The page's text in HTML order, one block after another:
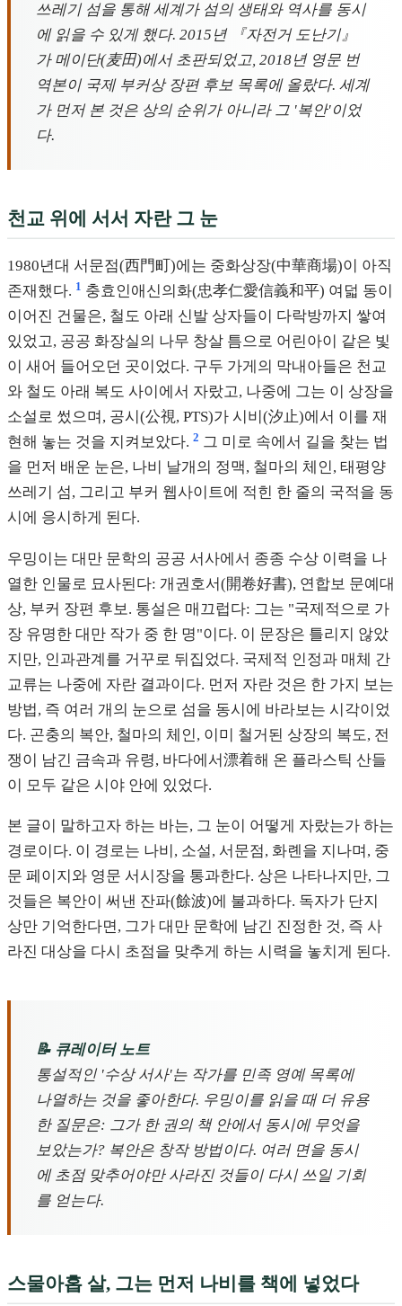
쓰레기 섬을 통해 세계가 섬의 생태와 역사를 동시
에 읽을 수 있게 했다. 2015년 『자전거 도난기』
가 메이단(麦田)에서 초판되었고, 2018년 영문 번
역본이 국제 부커상 장편 후보 목록에 올랐다. 세계
가 먼저 본 것은 상의 순위가 아니라 그 '복안'이었
다.
천교 위에 서서 자란 그 눈
1980년대 서문점(西門町)에는 중화상장(中華商場)이 아직
존재했다. 1 충효인애신의화(忠孝仁愛信義和平) 여덟 동이
이어진 건물은, 철도 아래 신발 상자들이 다락방까지 쌓여
있었고, 공공 화장실의 나무 창살 틈으로 어린아이 같은 빛
이 새어 들어오던 곳이었다. 구두 가게의 막내아들은 천교
와 철도 아래 복도 사이에서 자랐고, 나중에 그는 이 상장을
소설로 썼으며, 공시(公視, PTS)가 시비(汐止)에서 이를 재
현해 놓는 것을 지켜보았다. 2 그 미로 속에서 길을 찾는 법
을 먼저 배운 눈은, 나비 날개의 정맥, 철마의 체인, 태평양
쓰레기 섬, 그리고 부커 웹사이트에 적힌 한 줄의 국적을 동
시에 응시하게 된다.
우밍이는 대만 문학의 공공 서사에서 종종 수상 이력을 나
열한 인물로 묘사된다: 개권호서(開卷好書), 연합보 문예대
상, 부커 장편 후보. 통설은 매끄럽다: 그는 "국제적으로 가
장 유명한 대만 작가 중 한 명"이다. 이 문장은 틀리지 않았
지만, 인과관계를 거꾸로 뒤집었다. 국제적 인정과 매체 간
교류는 나중에 자란 결과이다. 먼저 자란 것은 한 가지 보는
방법, 즉 여러 개의 눈으로 섬을 동시에 바라보는 시각이었
다. 곤충의 복안, 철마의 체인, 이미 철거된 상장의 복도, 전
쟁이 남긴 금속과 유령, 바다에서漂着해 온 플라스틱 산들
이 모두 같은 시야 안에 있었다.
본 글이 말하고자 하는 바는, 그 눈이 어떻게 자랐는가 하는
경로이다. 이 경로는 나비, 소설, 서문점, 화롄을 지나며, 중
문 페이지와 영문 서시장을 통과한다. 상은 나타나지만, 그
것들은 복안이 써낸 잔파(餘波)에 불과하다. 독자가 단지
상만 기억한다면, 그가 대만 문학에 남긴 진정한 것, 즉 사
라진 대상을 다시 초점을 맞추게 하는 시력을 놓치게 된다.
📝 큐레이터 노트
통설적인 '수상 서사'는 작가를 민족 영예 목록에
나열하는 것을 좋아한다. 우밍이를 읽을 때 더 유용
한 질문은: 그가 한 권의 책 안에서 동시에 무엇을
보았는가? 복안은 창작 방법이다. 여러 면을 동시
에 초점 맞추어야만 사라진 것들이 다시 쓰일 기회
를 얻는다.
스물아홉 살, 그는 먼저 나비를 책에 넣었다